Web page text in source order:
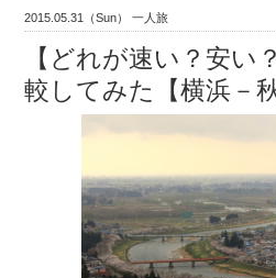
2015.05.31（Sun） 一人旅
【どれが速い？安い
較してみた【横浜－